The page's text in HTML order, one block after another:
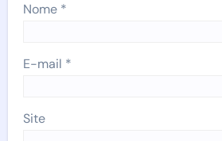
Nome *
E-mail *
Site